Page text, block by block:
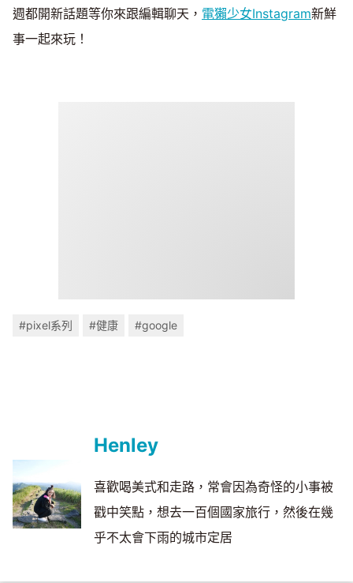
週都開新話題等你來跟編輯聊天， 電獺少女Instagram新鮮
事一起來玩！
#pixel系列 #健康 #google
Henley
喜歡喝美式和走路，常會因為奇怪的小事被
戳中笑點，想去一百個國家旅行，然後在幾
乎不太會下雨的城市定居